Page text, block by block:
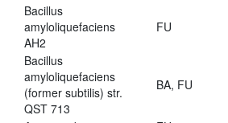
Bacillus
amyloliquefaciens
AH2
FU
Bacillus
amyloliquefaciens
(former subtilis) str.
QST 713
BA, FU